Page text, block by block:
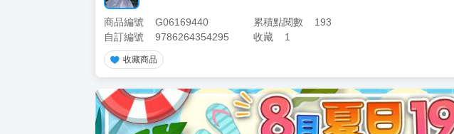
商品編號 G06169440 累積點閱數
193
自訂編號
9786264354295 收藏 1
收藏商品